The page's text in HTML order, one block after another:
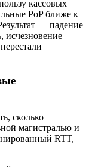
кассовых
PoP ближе к
— падение
исчезновение
сколько
магистралью и
RTT,